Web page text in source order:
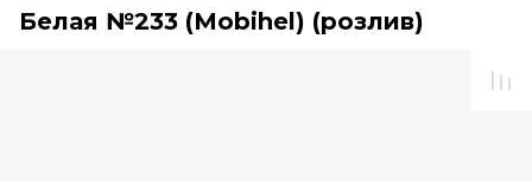
Белая №233 (Mobihel) (розлив)